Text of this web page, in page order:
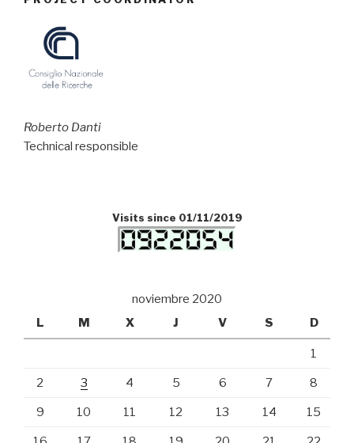
Roberto Danti
Technical responsible
Visits since 01/11/2019
noviembre 2020
L
M X J V S D
1
2 3 4 5 6 7 8
9 10 11 12 13 14 15